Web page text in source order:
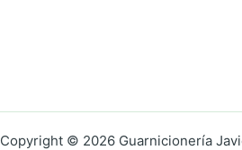
Copyright © 2026 Guarnicionería